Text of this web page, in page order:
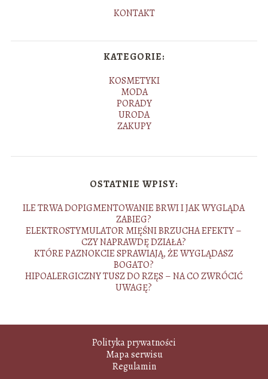
KONTAKT
KATEGORIE:
KOSMETYKI
MODA
PORADY
URODA
ZAKUPY
OSTATNIE WPISY:
ILE TRWA DOPIGMENTOWANIE BRWI I JAK WYGLĄDA
ZABIEG?
ELEKTROSTYMULATOR MIĘŚNI BRZUCHA EFEKTY –
CZY NAPRAWDĘ DZIAŁA?
KTÓRE PAZNOKCIE SPRAWIAJĄ, ŻE WYGLĄDASZ
BOGATO?
HIPOALERGICZNY TUSZ DO RZĘS – NA CO ZWRÓCIĆ
UWAGĘ?
Polityka prywatności
Mapa serwisu
Regulamin